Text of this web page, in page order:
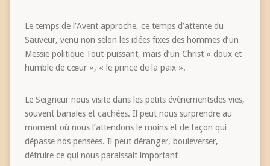
Le temps de l’Avent approche, ce temps d’attente du
Sauveur, venu non selon les idées fixes des hommes d’un
Messie politique Tout-puissant, mais d’un Christ « doux et
humble de cœur », « le prince de la paix ».
Le Seigneur nous visite dans les petits évènementsdes vies,
souvent banales et cachées. Il peut nous surprendre au
moment où nous l’attendons le moins et de façon qui
dépasse nos pensées. Il peut déranger, bouleverser,
détruire ce qui nous paraissait important …